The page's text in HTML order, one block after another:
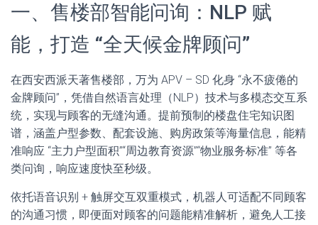
一、售楼部智能问询：NLP 赋
能，打造 “全天候金牌顾问”
在西安西派天著售楼部，万为 APV – SD 化身 “永不疲倦的
金牌顾问”，凭借自然语言处理（NLP）技术与多模态交互系
统，实现与顾客的无缝沟通。提前预制的楼盘住宅知识图
谱，涵盖户型参数、配套设施、购房政策等海量信息，能精
准响应 “主力户型面积”“周边教育资源”“物业服务标准” 等各
类问询，响应速度快至秒级。
依托语音识别 + 触屏交互双重模式，机器人可适配不同顾客
的沟通习惯，即便面对顾客的问题能精准解析，避免人工接